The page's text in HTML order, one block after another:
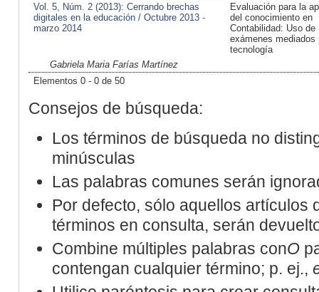
Vol. 5, Núm. 2 (2013): Cerrando brechas
digitales en la educación / Octubre 2013 -
marzo 2014
Evaluación para la
del conocimiento en
Contabilidad: Uso de
exámenes mediados
tecnología
Gabriela Maria Farías Martínez
Elementos 0 - 0 de 50
Consejos de búsqueda:
Los términos de búsqueda no
minúsculas
Las palabras comunes serán
Por defecto, sólo aquellos artículos
términos en consulta, serán
Combine múltiples palabras conO
contengan cualquier término; p. ej.,